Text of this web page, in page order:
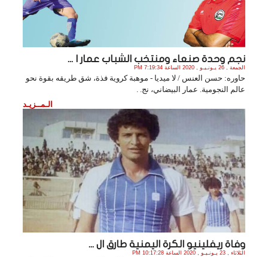
نجم وحدة صنعاء ومنتخب الشباب عمار ا ...
الجمعة , 26 يـونـيـو , 2020 الساعة 7:19:34 PM
حاوره: حسن العنس / لا ميديا - موهبة كروية فذة، شق طريقه بقوة نحو
عالم النجومية. عمار البيضاني، نج. .
الـمــزيـد
وفاة ريفلينيو الكرة اليمنية طارق ال ...
الثلاثاء , 23 يـونـيـو , 2020 الساعة 10:17:28 PM